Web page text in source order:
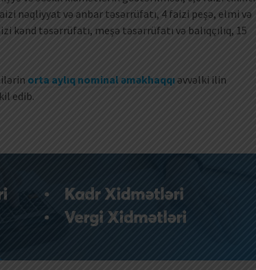
nəqliyyat və anbar təsərrüfatı, 4 faizi peşə, elmi və
təsərrüfatı, meşə təsərrüfatı və balıqçılıq, 15
orta aylıq nominal əməkhaqqıəvvəlki ilin
edib.